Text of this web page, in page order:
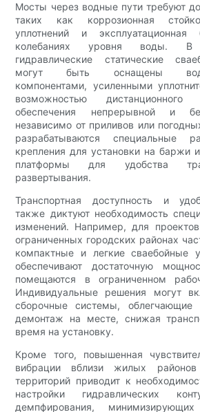
Мосты через водные пути требуют
таких как коррозионная
уплотнений и эксплуатационная
колебаниях уровня воды. В
гидравлические статические
могут быть оснащены
компонентами, усиленными
возможностью
обеспечения непрерывной и
независимо от приливов или
разрабатываются специальные
крепления для установки на баржи
платформы для удобства
развертывания.
Транспортная доступность и
также диктуют необходимость
изменений. Например, для
ограниченных городских районах
компактные и легкие сваебойные
обеспечивают достаточную
помещаются в ограниченном
Индивидуальные решения могут
сборочные системы, облегчающие
демонтаж на месте, снижая
время на установку.
Кроме того, повышенная
вибрации вблизи жилых
территорий приводит к
настройки гидравлических
демпфирования,